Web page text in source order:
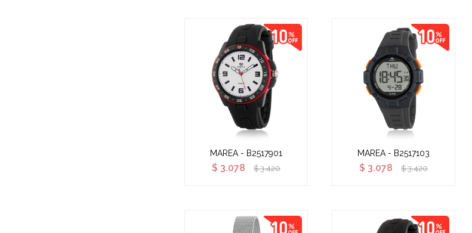
MAREA - B2517901
$ 3.078 $ 3.420
MAREA - B2517103
$ 3.078 $ 3.420